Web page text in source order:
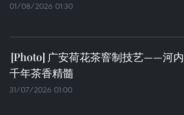
01/08/2026 01:30
广安荷花茶窨制技艺——河内
千年茶香精髓
31/07/2026 01:00